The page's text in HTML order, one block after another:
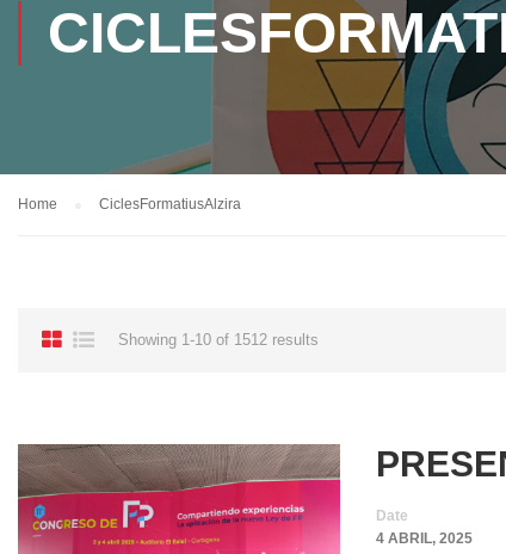
Home CiclesFormatiusAlzira
Showing 1-10 of 1512 results
Date
4 ABRIL, 2025